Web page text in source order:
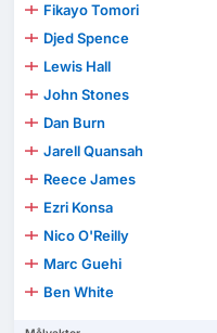
Fikayo Tomori
Djed Spence
Lewis Hall
John Stones
Dan Burn
Jarell Quansah
Reece James
Ezri Konsa
Nico O'Reilly
Marc Guehi
Ben White